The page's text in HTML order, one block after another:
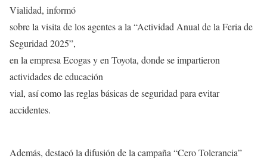
Vialidad, informó
sobre la visita de los agentes a la “Actividad Anual de la Feria de
Seguridad 2025”,
en la empresa Ecogas y en Toyota, donde se impartieron
actividades de educación
vial, así como las reglas básicas de seguridad para evitar
accidentes.
Además, destacó la difusión de la campaña “Cero Tolerancia”